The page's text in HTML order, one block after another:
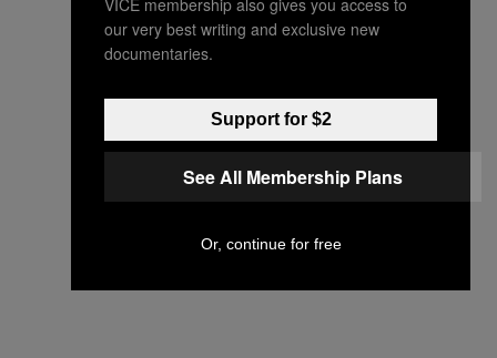
our very best writing and exclusive new
documentaries.
Support for $2
See All Membership Plans
Or, continue for free